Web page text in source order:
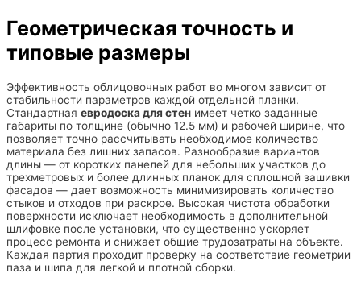
Геометрическая точность и
типовые размеры
Эффективность облицовочных работ во многом зависит от
стабильности параметров каждой отдельной планки.
Стандартная евродоска для стен имеет четко заданные
габариты по толщине (обычно 12.5 мм) и рабочей ширине, что
позволяет точно рассчитывать необходимое количество
материала без лишних запасов. Разнообразие вариантов
длины — от коротких панелей для небольших участков до
трехметровых и более длинных планок для сплошной зашивки
фасадов — дает возможность минимизировать количество
стыков и отходов при раскрое. Высокая чистота обработки
поверхности исключает необходимость в дополнительной
шлифовке после установки, что существенно ускоряет
процесс ремонта и снижает общие трудозатраты на объекте.
Каждая партия проходит проверку на соответствие геометрии
паза и шипа для легкой и плотной сборки.